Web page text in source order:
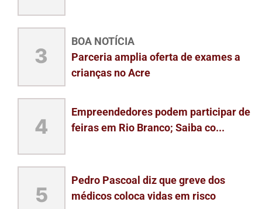
3
BOA NOTÍCIA
Parceria amplia oferta de exames a
crianças no Acre
4
Empreendedores podem participar de
feiras em Rio Branco; Saiba co...
5
Pedro Pascoal diz que greve dos
médicos coloca vidas em risco